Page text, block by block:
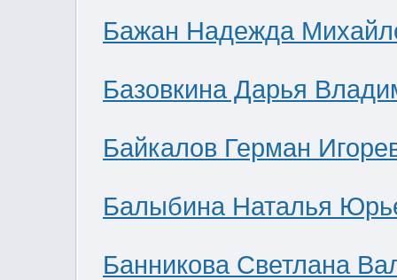
Бажан Надежда
Базовкина Дарья
Байкалов Герман
Балыбина Наталья
Банникова Светлана